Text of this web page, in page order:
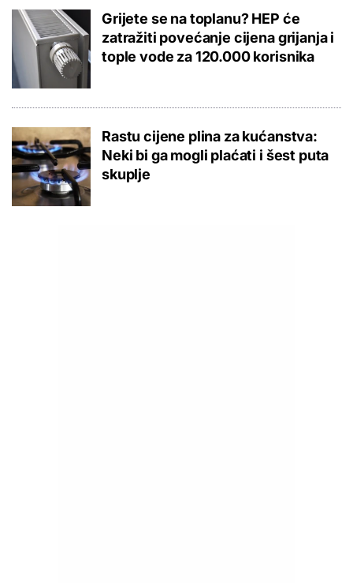
Grijete se na toplanu? HEP će
zatražiti povećanje cijena grijanja i
tople vode za 120.000 korisnika
Rastu cijene plina za kućanstva:
Neki bi ga mogli plaćati i šest puta
skuplje